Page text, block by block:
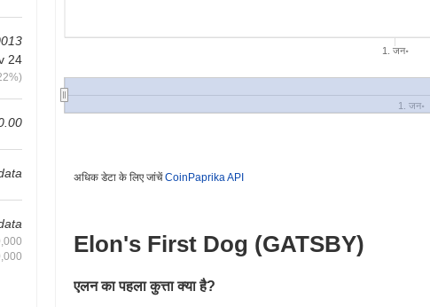
24
1. जन॰
1. जन॰
अधिक डेटा के लिए जांचेंCoinPaprika API
Elon's First Dog (GATSBY)
एलन का पहला कुत्ता क्या है?